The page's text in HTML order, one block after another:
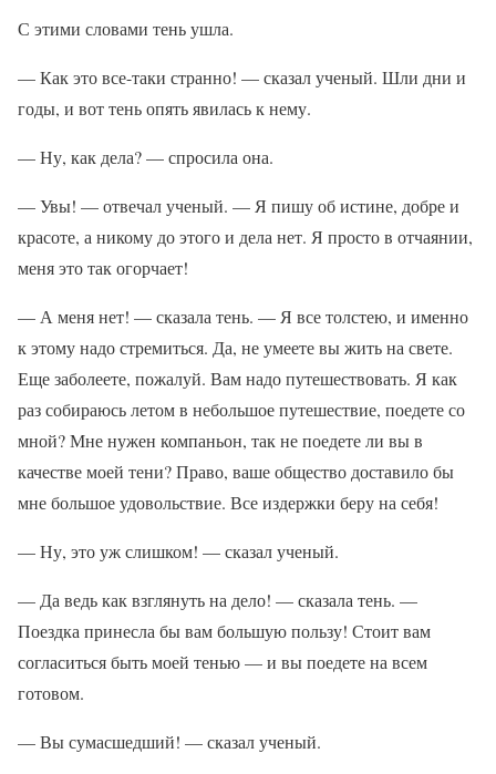
С этими словами тень ушла.
— Как это все-таки странно! — сказал ученый. Шли дни и
годы, и вот тень опять явилась к нему.
— Ну, как дела? — спросила она.
— Увы! — отвечал ученый. — Я пишу об истине, добре и
красоте, а никому до этого и дела нет. Я просто в отчаянии,
меня это так огорчает!
— А меня нет! — сказала тень. — Я все толстею, и именно
к этому надо стремиться. Да, не умеете вы жить на свете.
Еще заболеете, пожалуй. Вам надо путешествовать. Я как
раз собираюсь летом в небольшое путешествие, поедете со
мной? Мне нужен компаньон, так не поедете ли вы в
качестве моей тени? Право, ваше общество доставило бы
мне большое удовольствие. Все издержки беру на себя!
— Ну, это уж слишком! — сказал ученый.
— Да ведь как взглянуть на дело! — сказала тень. —
Поездка принесла бы вам большую пользу! Стоит вам
согласиться быть моей тенью — и вы поедете на всем
готовом.
— Вы сумасшедший! — сказал ученый.